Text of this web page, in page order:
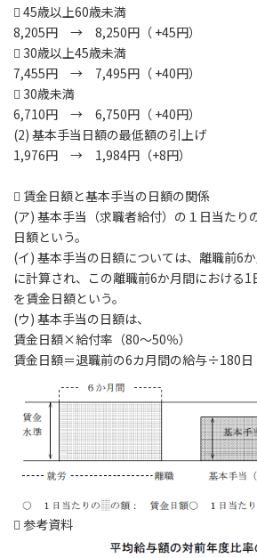
 45歳以上60歳未満
8,205円 → 8,250円（ +45円）
 30歳以上45歳未満
7,455円 → 7,495円（ +40円）
 30歳未満
6,710円 → 6,750円（ +40円）
(2) 基本手当日額の最低額の引上げ
1,976円 → 1,984円（+8円）
 賃金日額と基本手当の日額の関係
(ア) 基本手当（求職者給付）の１日当たり
日額という。
(イ) 基本手当の日額については、離職前6
に計算され、この離職前6か月間における
を賃金日額という。
(ウ) 基本手当の日額は、
賃金日額×給付率（80～50％）
賃金日額＝退職前の6カ月間の給与÷180日
 参考資料